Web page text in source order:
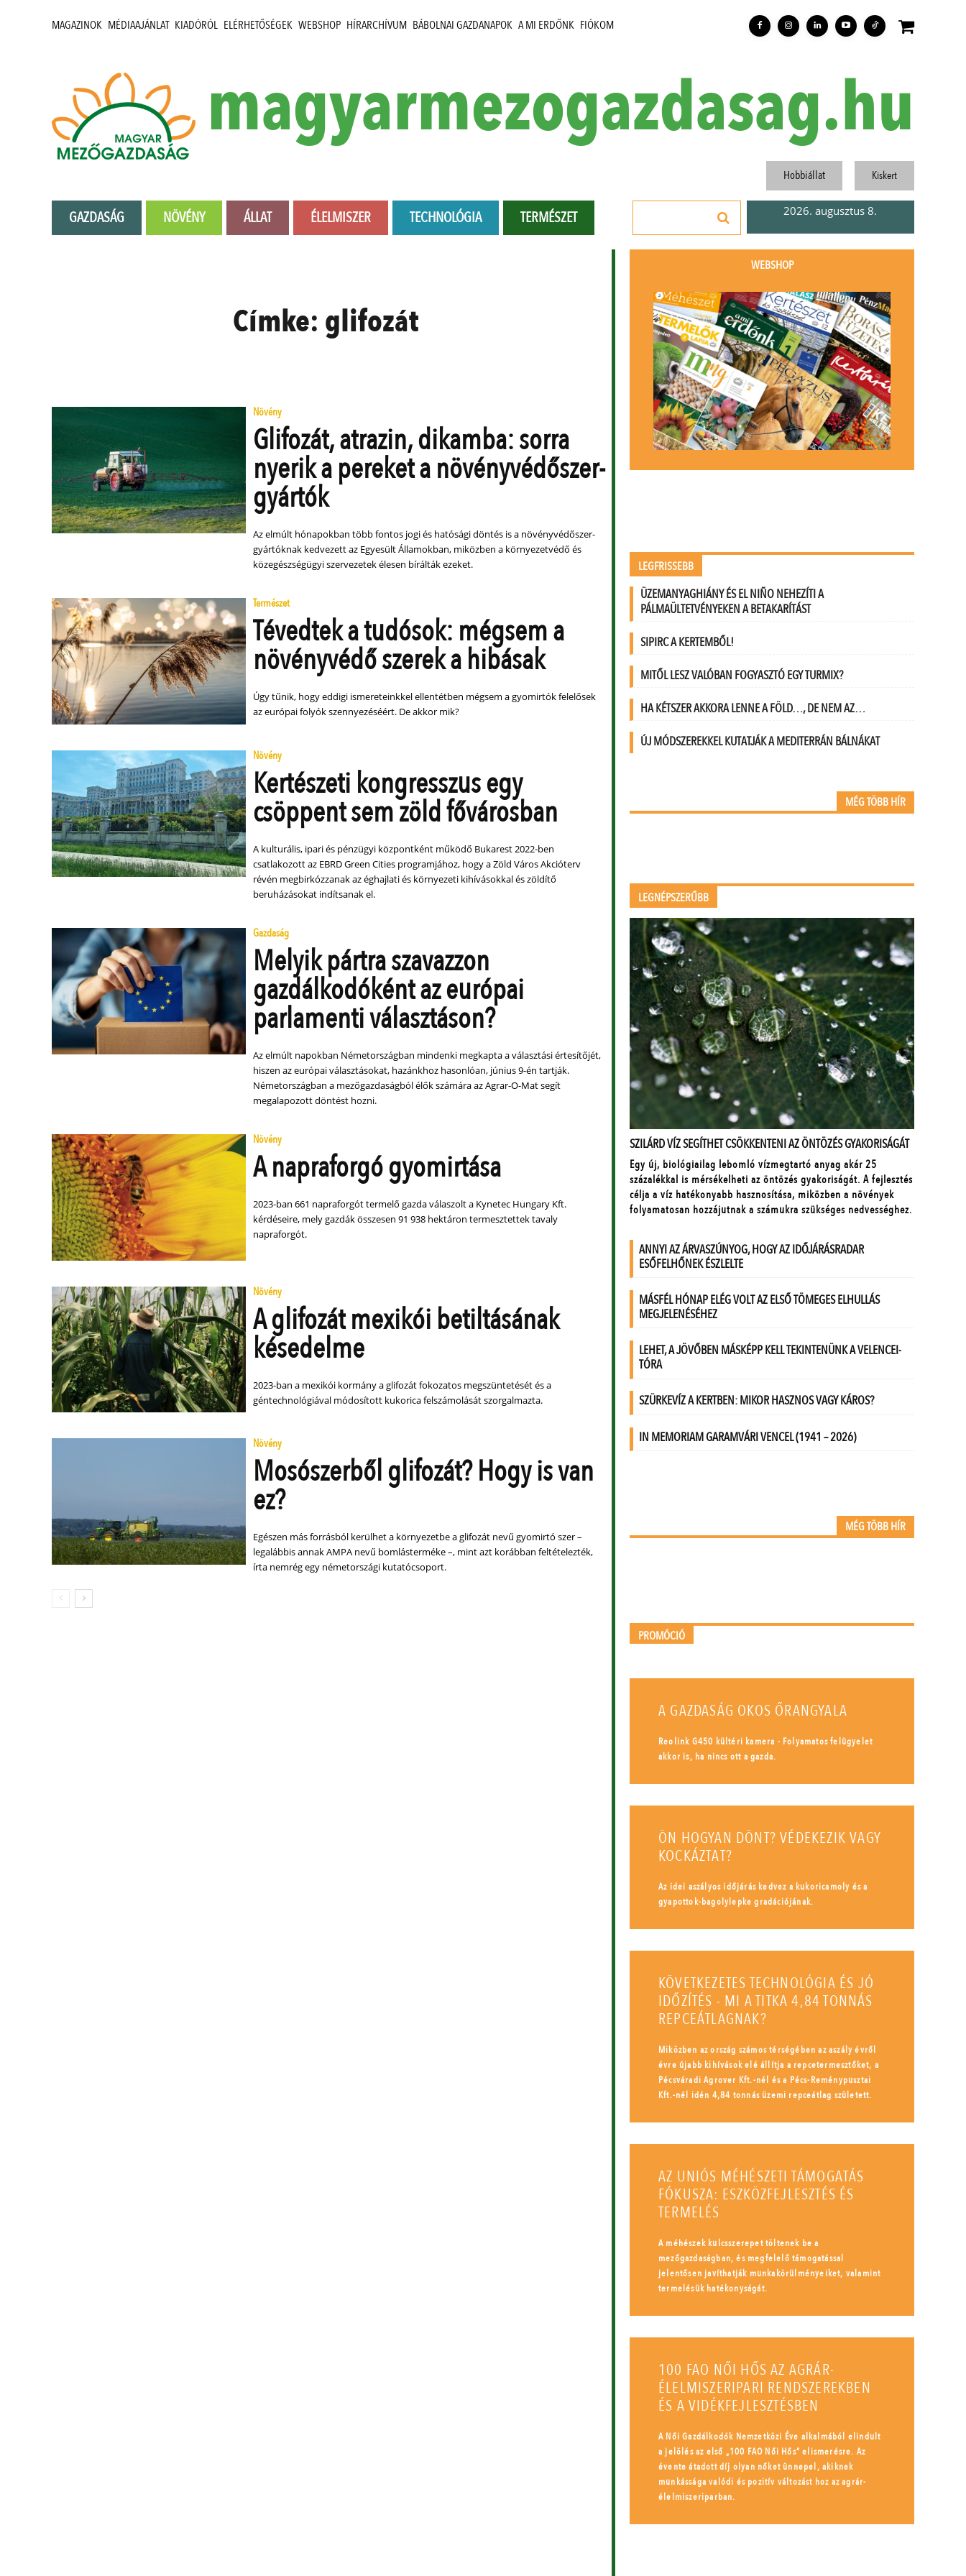
MAGAZINOK MÉDIAAJÁNLAT KIADÓRÓL ELÉRHETŐSÉGEK WEBSHOP HÍRARCHÍVUM BÁBOLNAI GAZDANAPOK A MI ERDŐNK FIÓKOM
magyarmezogazdasag.hu
GAZDASÁG NÖVÉNY ÁLLAT ÉLELMISZER TECHNOLÓGIA TERMÉSZET
Hobbiállat Kiskert
2026. augusztus 8.
Címke: glifozát
Növény
Glifozát, atrazin, dikamba: sorra
nyerik a pereket a növényvédőszer-
gyártók
Az elmúlt hónapokban több fontos jogi és hatósági döntés is a növényvédőszer-
gyártóknak kedvezett az Egyesült Államokban, miközben a környezetvédő és
közegészségügyi szervezetek élesen bírálták ezeket.
Természet
Tévedtek a tudósok: mégsem a
növényvédő szerek a hibásak
Úgy tűnik, hogy eddigi ismereteinkkel ellentétben mégsem a gyomirtók felelősek
az európai folyók szennyezéséért. De akkor mik?
Növény
Kertészeti kongresszus egy
csöppent sem zöld fővárosban
A kulturális, ipari és pénzügyi központként működő Bukarest 2022-ben
csatlakozott az EBRD Green Cities programjához, hogy a Zöld Város Akcióterv
révén megbirkózzanak az éghajlati és környezeti kihívásokkal és zöldítő
beruházásokat indítsanak el.
Gazdaság
Melyik pártra szavazzon
gazdálkodóként az európai
parlamenti választáson?
Az elmúlt napokban Németországban mindenki megkapta a választási értesítőjét,
hiszen az európai választásokat, hazánkhoz hasonlóan, június 9-én tartják.
Németországban a mezőgazdaságból élők számára az Agrar-O-Mat segít
megalapozott döntést hozni.
Növény
A napraforgó gyomirtása
2023-ban 661 napraforgót termelő gazda válaszolt a Kynetec Hungary Kft.
kérdéseire, mely gazdák összesen 91 938 hektáron termesztettek tavaly
napraforgót.
Növény
A glifozát mexikói betiltásának
késedelme
2023-ban a mexikói kormány a glifozát fokozatos megszüntetését és a
géntechnológiával módosított kukorica felszámolását szorgalmazta.
Növény
Mosószerből glifozát? Hogy is van
ez?
Egészen más forrásból kerülhet a környezetbe a glifozát nevű gyomirtó szer –
legalábbis annak AMPA nevű bomlásterméke –, mint azt korábban feltételezték,
írta nemrég egy németországi kutatócsoport.
WEBSHOP
LEGFRISSEBB
ÜZEMANYAGHIÁNY ÉS EL NIÑO NEHEZÍTI A
PÁLMAÜLTETVÉNYEKEN A BETAKARÍTÁST
SIPIRC A KERTEMBŐL!
MITŐL LESZ VALÓBAN FOGYASZTÓ EGY TURMIX?
HA KÉTSZER AKKORA LENNE A FÖLD…, DE NEM AZ…
ÚJ MÓDSZEREKKEL KUTATJÁK A MEDITERRÁN BÁLNÁKAT
MÉG TÖBB HÍR
LEGNÉPSZERŰBB
MÉG TÖBB HÍR
PROMÓCIÓ
A GAZDASÁG OKOS ŐRANGYALA
Reolink G450 kültéri kamera - Folyamatos felügyelet
akkor is, ha nincs ott a gazda.
ÖN HOGYAN DÖNT? VÉDEKEZIK VAGY
KOCKÁZTAT?
Az idei aszályos időjárás kedvez a kukoricamoly és a
gyapottok-bagolylepke gradációjának.
KÖVETKEZETES TECHNOLÓGIA ÉS JÓ
IDŐZÍTÉS - MI A TITKA 4,84 TONNÁS
REPCEÁTLAGNAK?
Miközben az ország számos térségében az aszály évről
évre újabb kihívások elé állítja a repcetermesztőket, a
Pécsváradi Agrover Kft.-nél és a Pécs-Reménypusztai
Kft.-nél idén 4,84 tonnás üzemi repceátlag született.
AZ UNIÓS MÉHÉSZETI TÁMOGATÁS
FÓKUSZA: ESZKÖZFEJLESZTÉS ÉS
TERMELÉS
A méhészek kulcsszerepet töltenek be a
mezőgazdaságban, és megfelelő támogatással
jelentősen javíthatják munkakörülményeiket, valamint
termelésük hatékonyságát.
100 FAO NŐI HŐS AZ AGRÁR-
ÉLELMISZERIPARI RENDSZEREKBEN
ÉS A VIDÉKFEJLESZTÉSBEN
A Női Gazdálkodók Nemzetközi Éve alkalmából elindult
a jelölés az első „100 FAO Női Hős” elismerésre. Az
évente átadott díj olyan nőket ünnepel, akiknek
munkássága valódi és pozitív változást hoz az agrár-
élelmiszeriparban.